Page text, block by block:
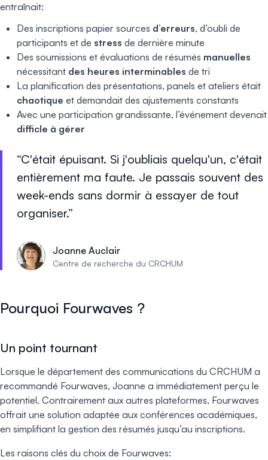
entraînait:
Des inscriptions papier sources d’erreurs, d’oubli de
participants et de stress de dernière minute
Des soumissions et évaluations de résumés manuelles
nécessitant des heures interminables de tri
La planification des présentations, panels et ateliers était
chaotique et demandait des ajustements constants
Avec une participation grandissante, l’événement devenait
difficle à gérer
C'était épuisant. Si j'oubliais quelqu'un, c'était
entièrement ma faute. Je passais souvent des
week-ends sans dormir à essayer de tout
organiser.
Joanne Auclair
Centre de recherche du CRCHUM
Pourquoi Fourwaves ?
Un point tournant
Lorsque le département des communications du CRCHUM a
recommandé Fourwaves, Joanne a immédiatement perçu le
potentiel. Contrairement aux autres plateformes, Fourwaves
offrait une solution adaptée aux conférences académiques,
en simplifiant la gestion des résumés jusqu’au inscriptions.
Les raisons clés du choix de Fourwaves: